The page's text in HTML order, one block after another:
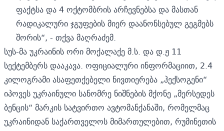
ფაქტსა და 4 ოქტომბრის არჩევნებსა და მასთან
რადიკალური ჯგუფების მიერ დაანონსებულ გეგმებს
შორის“, - თქვა მაღრაძემ.
სუს-მაუკრაინის ორი მოქალაქე მ.ს. და დ.ჟ 11
სექტემბერს დააკავა. ოფიციალური ინფორმაციით, 2.4
კილოგრამი ასაფეთქებელი ნივთიერება „ჰექსოგენი“
იპოვეს უკრაინული სანომრე ნიშნების მქონე „მერსედეს
ბენცის“ მარკის სატვირთო ავტომანქანაში, რომელმაც
უკრაინიდან საქართველოს მიმართულებით, რუმინეთის